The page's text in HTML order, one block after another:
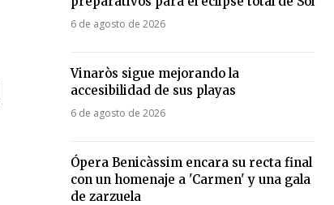
6 de agosto de 2026
Vinaròs sigue mejorando la
accesibilidad de sus playas
6 de agosto de 2026
Ópera Benicàssim encara su recta final
con un homenaje a 'Carmen' y una gala
de zarzuela